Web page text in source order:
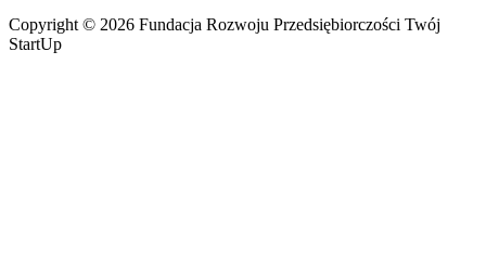
Copyright © 2026 Fundacja Rozwoju Przedsiębiorczości Twój
StartUp